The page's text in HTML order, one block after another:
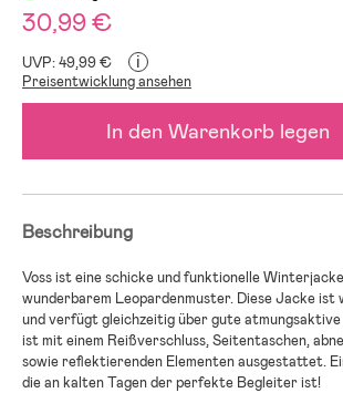
30,99 €
UVP: 49,99 € i
Preisentwicklung ansehen
In den Warenkorb legen
Beschreibung
Voss ist eine schicke und funktionelle
wunderbarem Leopardenmuster. Diese Jacke ist
und verfügt gleichzeitig über gute atmungsaktive
ist mit einem Reißverschluss, Seitentaschen,
sowie reflektierenden Elementen ausgestattet.
die an kalten Tagen der perfekte Begleiter ist!